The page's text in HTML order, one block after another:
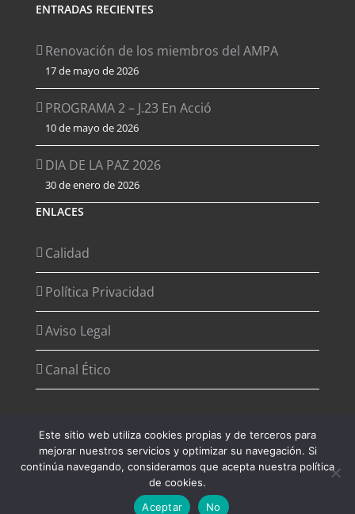
ENTRADAS RECIENTES
Renovación de los miembros del AMPA
17 de mayo de 2026
PROGRAMA 2 – J.23 En Acció
10 de mayo de 2026
DIA DE LA PAZ 2026
30 de enero de 2026
ENLACES
Calidad
Política Privacidad
Aviso Legal
Canal Ético
Copyright 2012 - 2026 Desarrollado porAgencia de Marketing
Digital - Digital2G
FacebookInstagram
YouTube
Este sitio web utiliza cookies propias y de terceros para
mejorar nuestros servicios y optimizar su navegación. Si
continúa navegando, consideramos que acepta nuestra política
de cookies.
Aceptar
No